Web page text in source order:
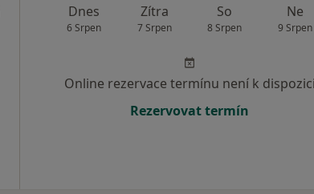
Dnes
6 Srpen
Zítra
7 Srpen
So
8 Srpen
Ne
9 Srpen
Online rezervace termínu není k dispozici
Rezervovat termín